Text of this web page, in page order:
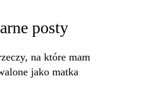
posty
na które mam
jako matka